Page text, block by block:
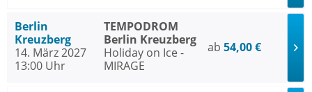
Berlin
Kreuzberg
14. März 2027
13:00 Uhr
TEMPODROM
Berlin Kreuzberg
Holiday on Ice -
MIRAGE
ab 54,00 €